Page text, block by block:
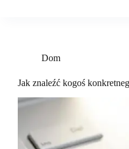
Dom
Jak znaleźć kogoś